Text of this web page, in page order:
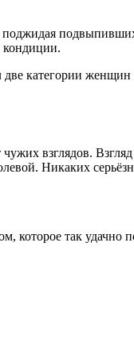
кондиции.
категории женщин
взглядов.
Никаких
так удачно